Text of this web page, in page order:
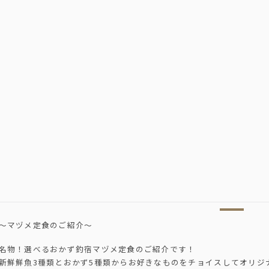
マヅメ定食のご紹介～
物！選べるおかず釣宿マヅメ定食のご紹介です！
鮮鮮魚3種類とおかず5種類からお好きなものをチョイスしてオリジ